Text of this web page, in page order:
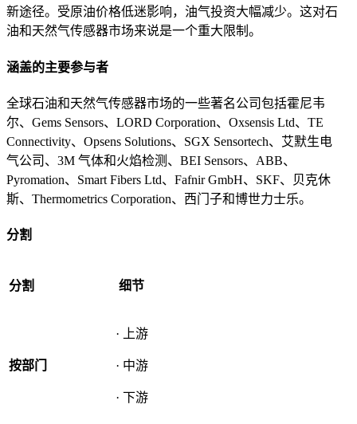
新途径。受原油价格低迷影响，油气投资大幅减少。这对石
油和天然气传感器市场来说是一个重大限制。
涵盖的主要参与者
全球石油和天然气传感器市场的一些著名公司包括霍尼韦
尔、Gems Sensors、LORD Corporation、Oxsensis Ltd、TE
Con​​nectivity、Opsens Solutions、SGX Sensortech、艾默生电
气公司、3M 气体和火焰检测、BEI Sensors、ABB、
Pyromation、Smart Fibers Ltd、Fafnir GmbH、SKF、贝克休
斯、Thermometrics Corporation、西门子和博世力士乐。
分割
分割 细节
按部门
· 上游
· 中游
· 下游